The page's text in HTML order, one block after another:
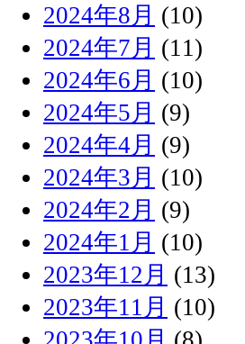
2024年8月 (10)
2024年7月 (11)
2024年6月 (10)
2024年5月 (9)
2024年4月 (9)
2024年3月 (10)
2024年2月 (9)
2024年1月 (10)
2023年12月 (13)
2023年11月 (10)